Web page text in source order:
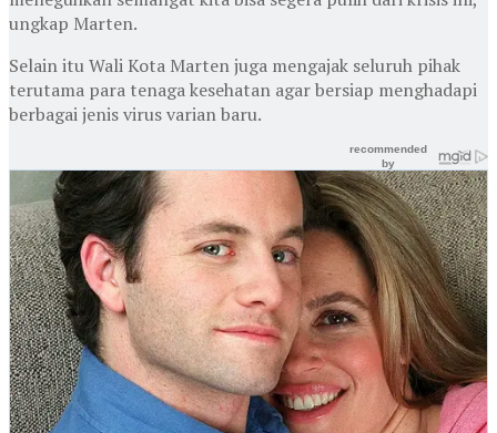
ungkap Marten.
Selain itu Wali Kota Marten juga mengajak seluruh pihak
terutama para tenaga kesehatan agar bersiap menghadapi
berbagai jenis virus varian baru.